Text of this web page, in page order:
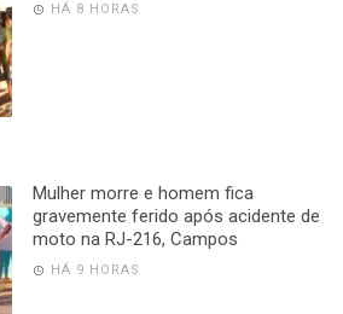
HÁ 8 HORAS
Mulher morre e homem fica
gravemente ferido após acidente de
moto na RJ-216, Campos
HÁ 9 HORAS